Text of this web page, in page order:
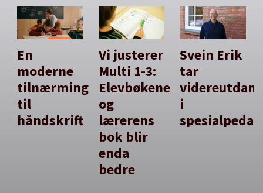
En
moderne
tilnærming
til
håndskrift
Vi justerer
Multi 1-3:
Elevbøkene
og
lærerens
bok blir
enda
bedre
Svein Erik
tar
i